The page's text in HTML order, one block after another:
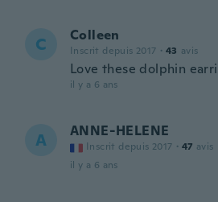
C Colleen
Inscrit depuis 2017 · 43 avis
Love these dolphin
il y a 6 ans
A ANNE-HELENE
Inscrit depuis 2017 · 47 avis
il y a 6 ans